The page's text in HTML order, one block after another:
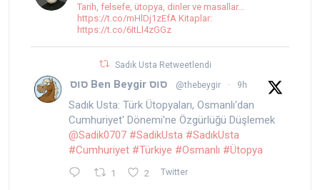
Tarih, felsefe, ütopya, dinler ve masallar...
https://t.co/mHlDj1zEfA Kitaplar:
https://t.co/6ItLl4zGGz
Sadık Usta Retweetlendi
סוס Ben Beygir סוס @thebeygir · 9h
Sadık Usta: Türk Ütopyaları, Osmanlı'dan
Cumhuriyet' Dönemi'ne Özgürlüğü Düşlemek
@Sadik0707 #SadikUsta #SadıkUsta
#Cumhuriyet #Türkiye #Osmanlı #Ütopya
1 2 Twitter